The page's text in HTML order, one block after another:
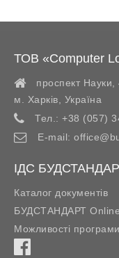
ТОВ «Computer
проспект
м. Харків
Україна
Тел.: +38 (057)
E-mail:
ІДС
Каталог документів
БУДСТАНДАРТ Online
Можливості програми